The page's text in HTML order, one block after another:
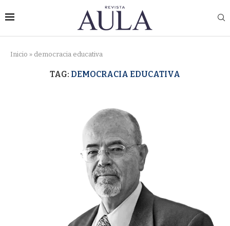
Inicio » democracia educativa
TAG: DEMOCRACIA EDUCATIVA